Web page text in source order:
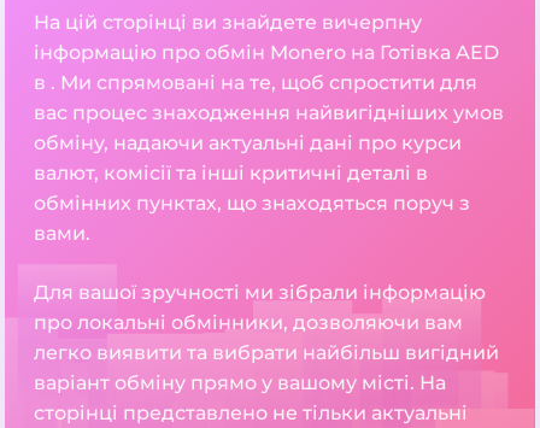
На цій сторінці ви знайдете вичерпну
інформацію про обмін Monero на Готівка AED
в . Ми спрямовані на те, щоб спростити для
вас процес знаходження найвигідніших умов
обміну, надаючи актуальні дані про курси
валют, комісії та інші критичні деталі в
обмінних пунктах, що знаходяться поруч з
вами.
Для вашої зручності ми зібрали інформацію
про локальні обмінники, дозволяючи вам
легко виявити та вибрати найбільш вигідний
варіант обміну прямо у вашому місті. На
сторінці представлено не тільки актуальні